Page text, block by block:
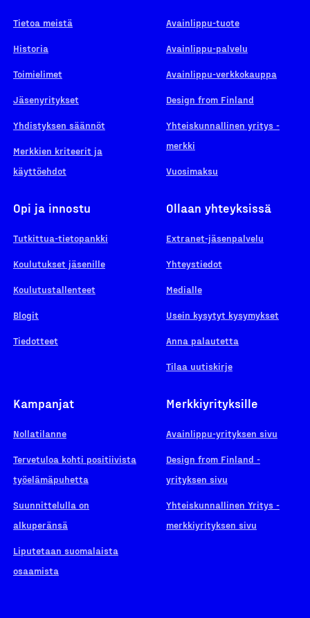
Tietoa meistä
Historia
Toimielimet
Jäsenyritykset
Yhdistyksen säännöt
Merkkien kriteerit ja
käyttöehdot
Avainlippu-tuote
Avainlippu-palvelu
Avainlippu-verkkokauppa
Design from Finland
Yhteiskunnallinen yritys -
merkki
Vuosimaksu
Opi ja innostu
Tutkittua-tietopankki
Koulutukset jäsenille
Koulutustallenteet
Blogit
Tiedotteet
Ollaan yhteyksissä
Extranet-jäsenpalvelu
Yhteystiedot
Medialle
Usein kysytyt kysymykset
Anna palautetta
Tilaa uutiskirje
Kampanjat
Nollatilanne
Tervetuloa kohti positiivista
työelämäpuhetta
Suunnittelulla on
alkuperänsä
Liputetaan suomalaista
osaamista
Merkkiyrityksille
Avainlippu-yrityksen sivu
Design from Finland -
yrityksen sivu
Yhteiskunnallinen Yritys -
merkkiyrityksen sivu